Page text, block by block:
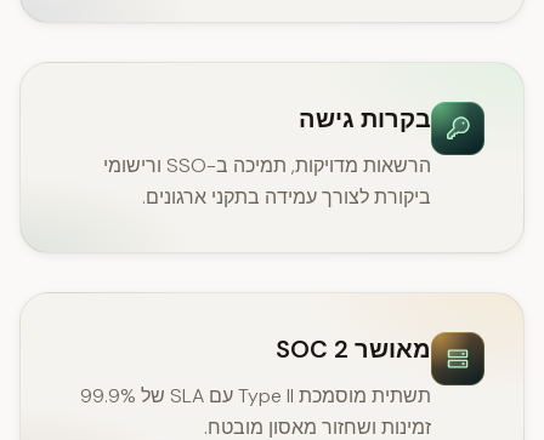
בקרות גישה
הרשאות מדויקות, תמיכה ב-SSO ורישומי
ביקורת לצורך עמידה בתקני ארגונים.
מאושר SOC 2
תשתית מוסמכת Type II עם SLA של 99.9%
זמינות ושחזור מאסון מובטח.